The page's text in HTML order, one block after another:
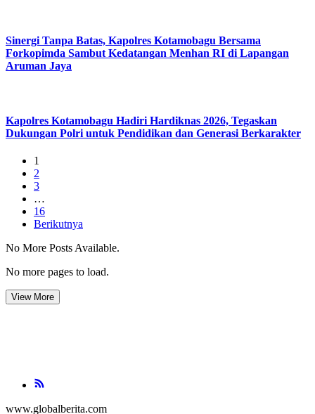
Sinergi Tanpa Batas, Kapolres Kotamobagu Bersama
Forkopimda Sambut Kedatangan Menhan RI di Lapangan
Aruman Jaya
Kapolres Kotamobagu Hadiri Hardiknas 2026, Tegaskan
Dukungan Polri untuk Pendidikan dan Generasi Berkarakter
1
2
3
…
16
Berikutnya
No More Posts Available.
No more pages to load.
View More
www.globalberita.com